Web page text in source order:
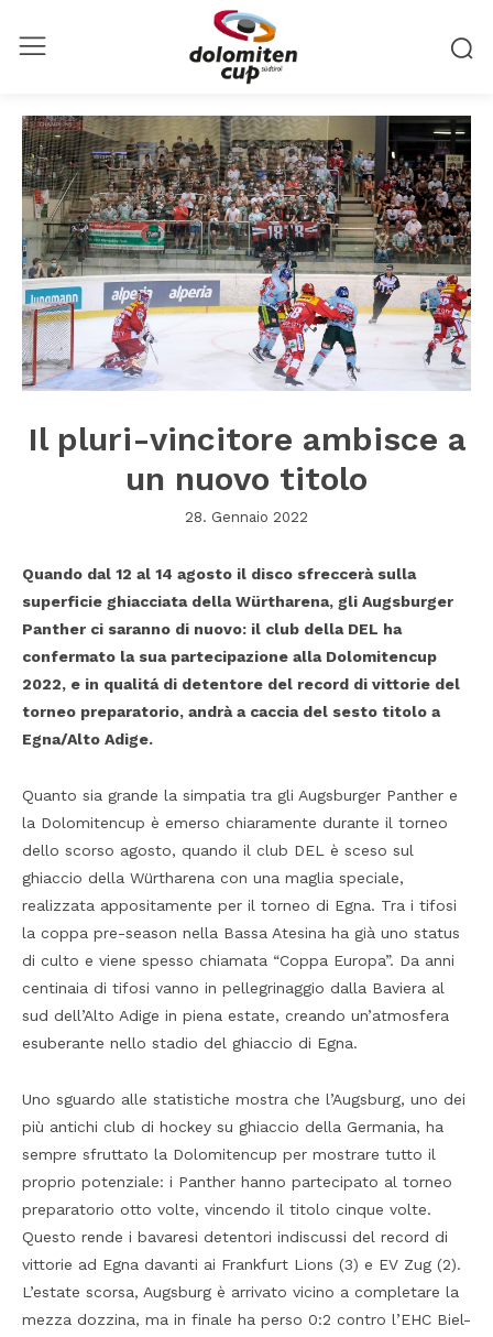
Il pluri-vincitore ambisce a
un nuovo titolo
28. Gennaio 2022
Quando dal 12 al 14 agosto il disco sfreccerà sulla
superficie ghiacciata della Würtharena, gli Augsburger
Panther ci saranno di nuovo: il club della DEL ha
confermato la sua partecipazione alla Dolomitencup
2022, e in qualitá di detentore del record di vittorie del
torneo preparatorio, andrà a caccia del sesto titolo a
Egna/Alto Adige.
Quanto sia grande la simpatia tra gli Augsburger Panther e
la Dolomitencup è emerso chiaramente durante il torneo
dello scorso agosto, quando il club DEL è sceso sul
ghiaccio della Würtharena con una maglia speciale,
realizzata appositamente per il torneo di Egna. Tra i tifosi
la coppa pre-season nella Bassa Atesina ha già uno status
di culto e viene spesso chiamata “Coppa Europa”. Da anni
centinaia di tifosi vanno in pellegrinaggio dalla Baviera al
sud dell’Alto Adige in piena estate, creando un’atmosfera
esuberante nello stadio del ghiaccio di Egna.
Uno sguardo alle statistiche mostra che l’Augsburg, uno dei
più antichi club di hockey su ghiaccio della Germania, ha
sempre sfruttato la Dolomitencup per mostrare tutto il
proprio potenziale: i Panther hanno partecipato al torneo
preparatorio otto volte, vincendo il titolo cinque volte.
Questo rende i bavaresi detentori indiscussi del record di
vittorie ad Egna davanti ai Frankfurt Lions (3) e EV Zug (2).
L’estate scorsa, Augsburg è arrivato vicino a completare la
mezza dozzina, ma in finale ha perso 0:2 contro l’EHC Biel-